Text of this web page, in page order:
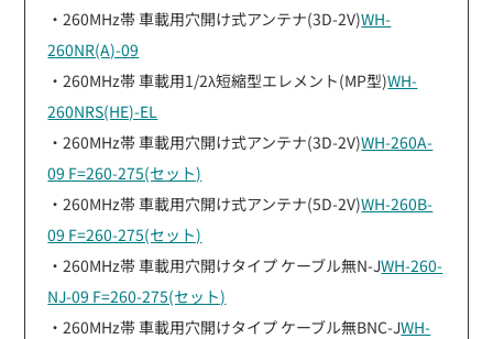
・260MHz帯 車載用穴開け式アンテナ(3D-2V)WH-
260NR(A)-09
・260MHz帯 車載用1/2λ短縮型エレメント(MP型)WH-
260NRS(HE)-EL
・260MHz帯 車載用穴開け式アンテナ(3D-2V)WH-260A-
09 F=260-275(セット)
・260MHz帯 車載用穴開け式アンテナ(5D-2V)WH-260B-
09 F=260-275(セット)
・260MHz帯 車載用穴開けタイプ ケーブル無N-JWH-260-
NJ-09 F=260-275(セット)
・260MHz帯 車載用穴開けタイプ ケーブル無BNC-JWH-